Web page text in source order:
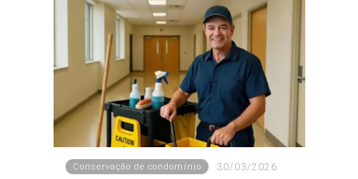
Conservação de condomínio 30/03/2026